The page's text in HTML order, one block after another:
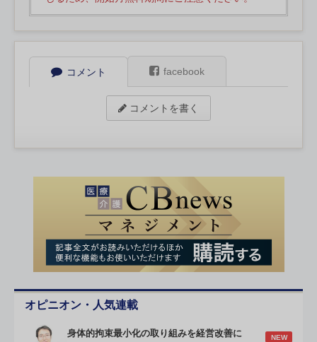
コメント facebook
コメントを書く
オピニオン・人気連載
身体的拘束最小化の取り組みを経営改善に NEW